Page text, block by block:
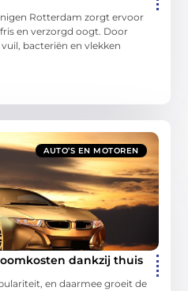
Rotterdam zorgt ervoor
en verzorgd oogt. Door
bacteriën en vlekken
AUTO’S EN MOTOREN
dankzij thuis
en daarmee groeit de